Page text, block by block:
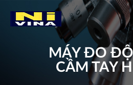
MÁY ĐO
CẦM TAY